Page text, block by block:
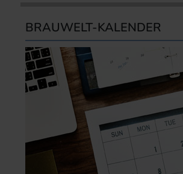
BRAUWELT-KALENDER